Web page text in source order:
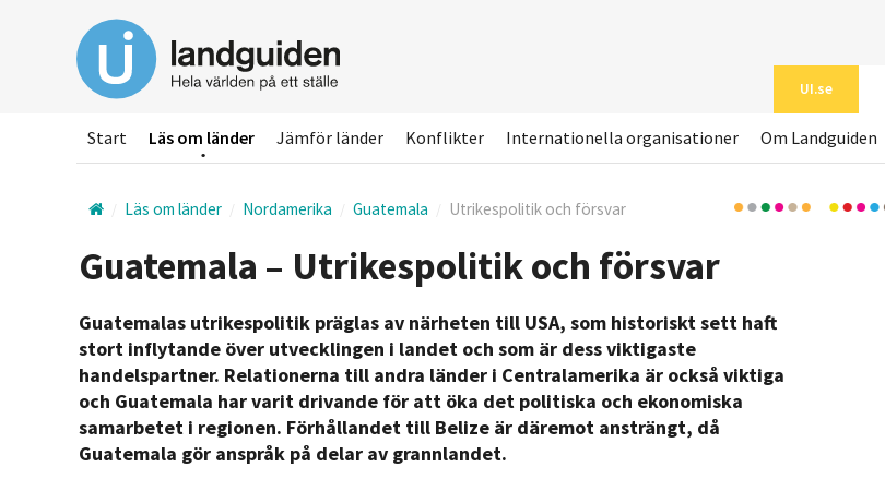
huvudinnehållet
UI.se
Start Läs om länder Jämför länder Konflikter Internationella organisationer Om Landguiden
Läs om länder Nordamerika Guatemala Utrikespolitik och försvar
Guatemala – Utrikespolitik och försvar
Guatemalas utrikespolitik präglas av närheten till USA, som historiskt sett haft
stort inflytande över utvecklingen i landet och som är dess viktigaste
handelspartner. Relationerna till andra länder i Centralamerika är också viktiga
och Guatemala har varit drivande för att öka det politiska och ekonomiska
samarbetet i regionen. Förhållandet till Belize är däremot ansträngt, då
Guatemala gör anspråk på delar av grannlandet.